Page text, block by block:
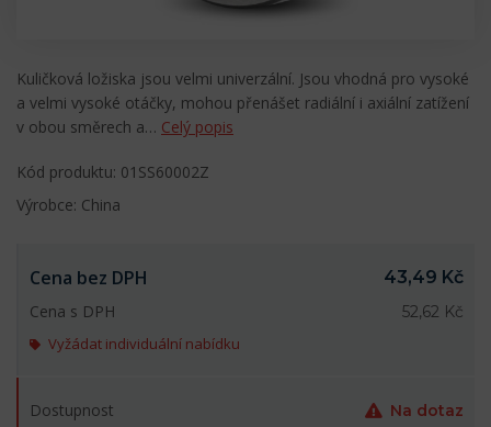
Kuličková ložiska jsou velmi univerzální. Jsou vhodná pro vysoké
a velmi vysoké otáčky, mohou přenášet radiální i axiální zatížení
v obou směrech a… Celý popis
Kód produktu: 01SS60002Z
Výrobce: China
Cena bez DPH
43,49 Kč
Cena s DPH
52,62 Kč
Vyžádat individuální nabídku
Dostupnost Na dotaz